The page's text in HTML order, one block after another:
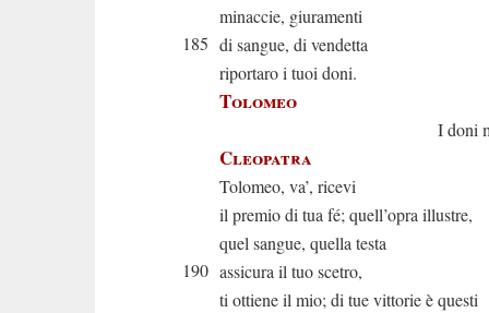
minaccie, giuramenti
185 di sangue, di vendetta
riportaro i tuoi doni.
Tolomeo
I doni
Cleopatra
Tolomeo, va’, ricevi
il premio di tua fé; quell’opra illustre,
quel sangue, quella testa
190 assicura il tuo scetro,
ti ottiene il mio; di tue vittorie è questi